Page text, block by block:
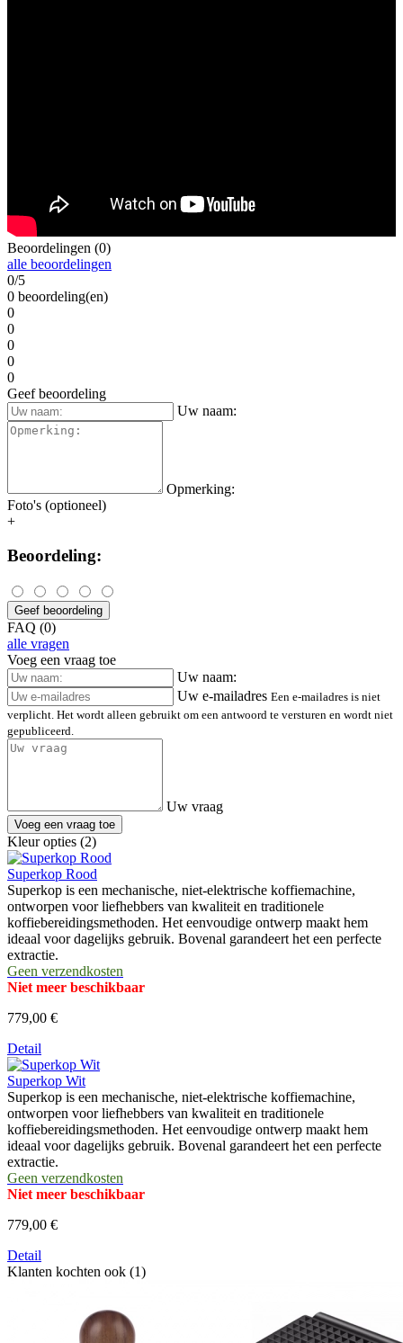
Beoordelingen (0)
alle beoordelingen
0/5
0 beoordeling(en)
0
0
0
0
0
Geef beoordeling
Uw naam:
Opmerking:
Foto's (optioneel)
+
Beoordeling:
Geef beoordeling
FAQ (0)
alle vragen
Voeg een vraag toe
Uw naam:
Uw e-mailadres Een e-mailadres is niet
verplicht. Het wordt alleen gebruikt om een antwoord te versturen en wordt niet
gepubliceerd.
Uw vraag
Voeg een vraag toe
Kleur opties (2)
Superkop Rood
Superkop is een mechanische, niet-elektrische koffiemachine,
ontworpen voor liefhebbers van kwaliteit en traditionele
koffiebereidingsmethoden. Het eenvoudige ontwerp maakt hem
ideaal voor dagelijks gebruik. Bovenal garandeert het een perfecte
extractie.
Geen verzendkosten
Niet meer beschikbaar
779,00 €
Detail
Superkop Wit
Superkop is een mechanische, niet-elektrische koffiemachine,
ontworpen voor liefhebbers van kwaliteit en traditionele
koffiebereidingsmethoden. Het eenvoudige ontwerp maakt hem
ideaal voor dagelijks gebruik. Bovenal garandeert het een perfecte
extractie.
Geen verzendkosten
Niet meer beschikbaar
779,00 €
Detail
Klanten kochten ook (1)